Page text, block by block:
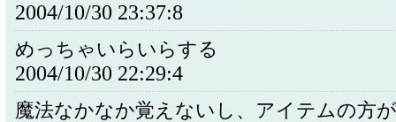
2004/10/30 23:37:8
めっちゃいらいらする
2004/10/30 22:29:4
魔法なかなか覚えないし、アイテムの方